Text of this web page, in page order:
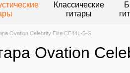
Классические
гитары
Ovation Celebrity Elite CE44L-5-G
Ovation